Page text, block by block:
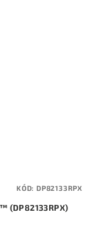
(DP82133RPX)
KÓD: DP82133RPX